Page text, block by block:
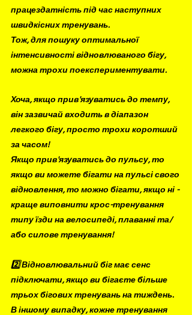
працездатність під час наступних
швидкісних тренувань.
Тож, для пошуку оптимальної
інтенсивності відновлюваного бігу,
можна трохи поекспериментувати.
Хоча, якщо прив'язуватись до темпу,
він зазвичай входить в діапазон
легкого бігу, просто трохи коротший
за часом!
Якщо прив'язуватись до пульсу, то
якщо ви можете бігати на пульсі свого
відновлення, то можно бігати, якщо ні -
краще виповнити крос-тренування
типу їзди на велосипеді, плаванні та/
або силове тренування!
2️⃣ Відновлювальний біг має сенс
підключати, якщо ви бігаєте більше
трьох бігових тренувань на тиждень.
В іншому випадку, кожне тренування